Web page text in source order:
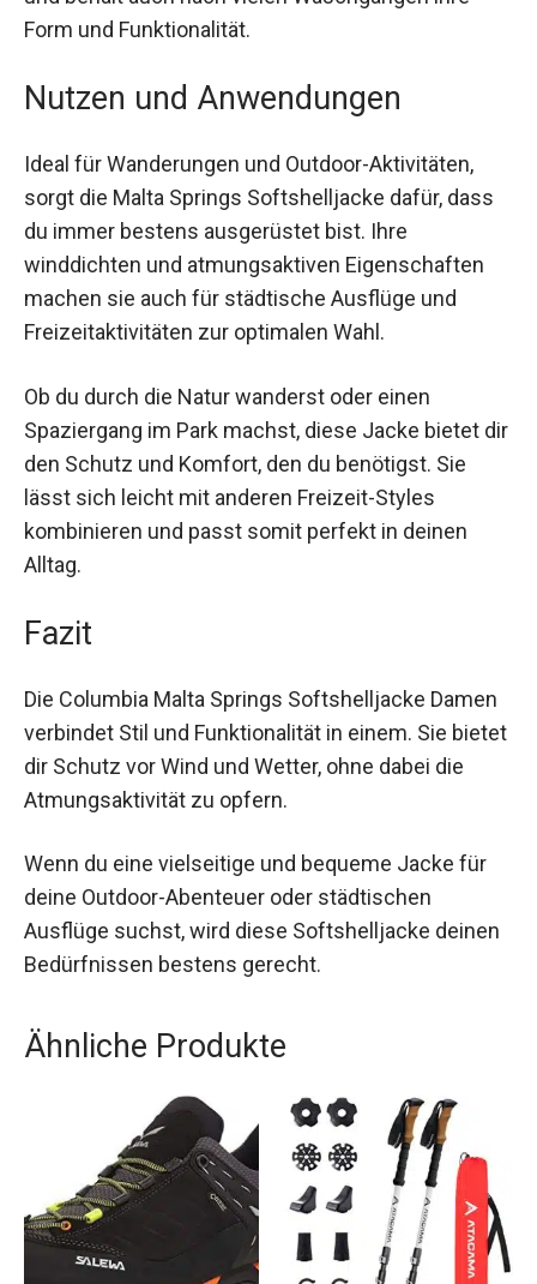
und behält auch nach vielen Waschgängen ihre
Form und Funktionalität.
Nutzen und Anwendungen
Ideal für Wanderungen und Outdoor-Aktivitäten,
sorgt die Malta Springs Softshelljacke dafür, dass
du immer bestens ausgerüstet bist. Ihre
winddichten und atmungsaktiven Eigenschaften
machen sie auch für städtische Ausflüge und
Freizeitaktivitäten zur optimalen Wahl.
Ob du durch die Natur wanderst oder einen
Spaziergang im Park machst, diese Jacke bietet
dir den Schutz und Komfort, den du benötigst. Sie
lässt sich leicht mit anderen Freizeit-Styles
kombinieren und passt somit perfekt in deinen
Alltag.
Fazit
Die Columbia Malta Springs Softshelljacke
Damen verbindet Stil und Funktionalität in einem.
Sie bietet dir Schutz vor Wind und Wetter, ohne
dabei die Atmungsaktivität zu opfern.
Wenn du eine vielseitige und bequeme Jacke für
deine Outdoor-Abenteuer oder städtischen
Ausflüge suchst, wird diese Softshelljacke
deinen Bedürfnissen bestens gerecht.
Ähnliche Produkte